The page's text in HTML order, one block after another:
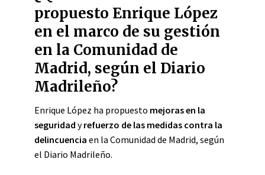
propuesto Enrique López
en el marco de su gestión
en la Comunidad de
Madrid, según el Diario
Madrileño?
Enrique López ha propuesto mejoras en la
seguridad yrefuerzo de las medidas contra la
delincuencia en la Comunidad de Madrid, según
el Diario Madrileño.